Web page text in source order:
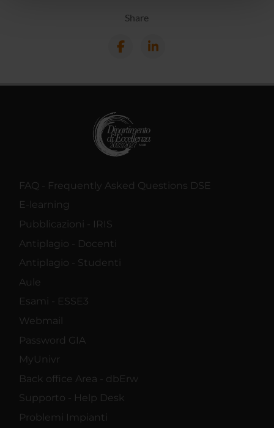
con altre informazioni che hai fornito loro o che hanno
raccolto dal tuo utilizzo dei loro servizi.
Share
FAQ - Frequently Asked Questions DSE
E-learning
Pubblicazioni - IRIS
Antiplagio - Docenti
Antiplagio - Studenti
Aule
Esami - ESSE3
Webmail
Password GIA
MyUnivr
Back office Area - dbErw
Supporto - Help Desk
Problemi Impianti